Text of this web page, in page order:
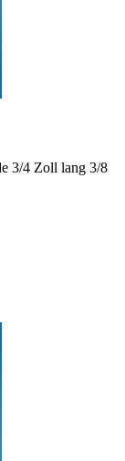
3/4 Zoll lang 3/8